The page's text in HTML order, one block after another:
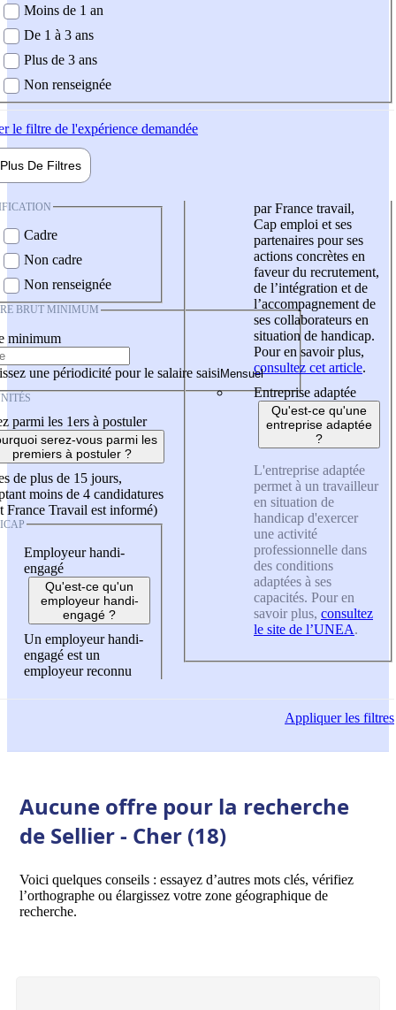
demandée
Moins de 1 an
De 1 à 3 ans
Plus de 3 ans
Non renseignée
le filtre de l'expérience demandée
Plus De Filtres
Cadre
Non cadre
Non renseignée
BRUT MINIMUM
minimum
une périodicité pour le salaire saisi
parmi les 1ers à postuler
serez-vous parmi les
premiers à postuler ?
de plus de 15 jours,
moins de 4 candidatures
France Travail est informé)
Employeur handi-
engagé
Qu'est-ce qu'un
employeur handi-
engagé ?
Un employeur handi-
engagé est un
employeur reconnu
par France travail,
Cap emploi et ses
partenaires pour ses
actions concrètes en
faveur du recrutement,
de l’intégration et de
l’accompagnement de
ses collaborateurs en
situation de handicap.
Pour en savoir plus,
consultez cet article.
Entreprise adaptée
Qu'est-ce qu'une
entreprise adaptée
?
L'entreprise adaptée
permet à un travailleur
en situation de
handicap d'exercer
une activité
professionnelle dans
des conditions
adaptées à ses
capacités. Pour en
savoir plus, consultez
le site de l’UNEA.
Appliquerles filtres
Aucune offre pour la recherche
de Sellier - Cher (18)
Voici quelques conseils : essayez d’autres mots clés, vérifiez
l’orthographe ou élargissez votre zone géographique de
recherche.